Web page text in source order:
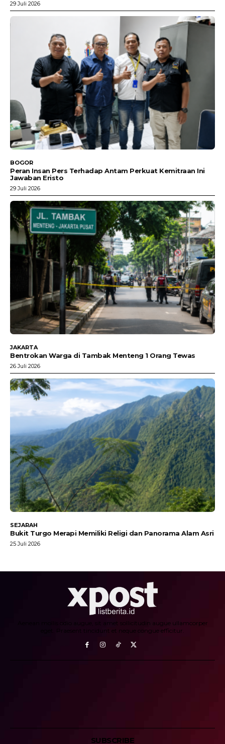
29 Juli 2026
BOGOR
Peran Insan Pers Terhadap Antam Perkuat Kemitraan Ini
Jawaban Eristo
29 Juli 2026
JAKARTA
Bentrokan Warga di Tambak Menteng 1 Orang Tewas
26 Juli 2026
SEJARAH
Bukit Turgo Merapi Memiliki Religi dan Panorama Alam Asri
25 Juli 2026
Aenean mollis odio augue, sit amet sollicitudin augue ullamcorper
eget. Praesent tincidunt et neque congue efficitur.
SUBSCRIBE